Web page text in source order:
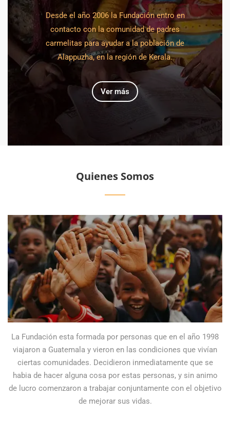
Desde el año 2006 la Fundación entro en
contacto con la comunidad de padres
carmelitas para ayudar a la población de
Alappuzha, en la región de Kerala.
Ver más
Quienes Somos
La Fundación esta formada por personas que en el año 1998
viajaron a Guatemala y vieron en las condiciones que vivían
ciertas comunidades. Decidieron inmediatamente que se
habia de hacer alguna cosa por estas personas, y sin animo
de lucro comenzaron a trabajar conjuntamente con el objetivo
de mejorar sus vidas.